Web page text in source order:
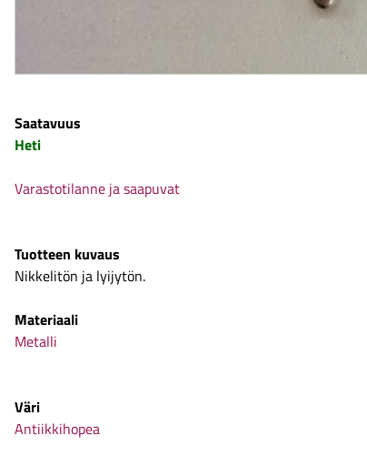
Saatavuus
Heti
Varastotilanne ja saapuvat
Tuotteen kuvaus
Nikkelitön ja lyijytön.
Materiaali
Metalli
Väri
Antiikkihopea